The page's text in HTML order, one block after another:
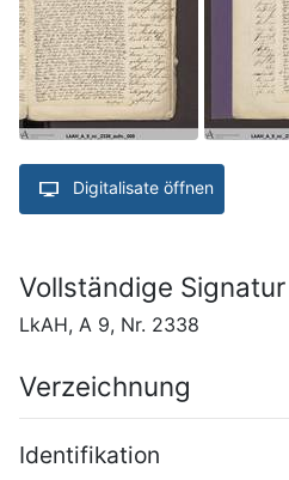
Digitalisate öffnen
Vollständige Signatur
LkAH, A 9, Nr. 2338
Verzeichnung
Identifikation